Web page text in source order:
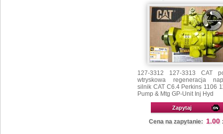
127-3312 127-3313 CAT
wtryskowa regeneracja
silnik CAT C6.4 Perkins 1106
Pump & Mtg GP-Unit Inj Hyd
Zapytaj
Cena na zapytanie: 1.00